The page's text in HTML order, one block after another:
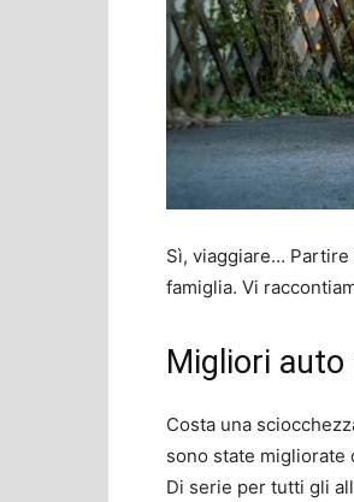
Sì, viaggiare… Partire
famiglia. Vi
Migliori auto
Costa una
sono state migliorate
Di serie per tutti gli